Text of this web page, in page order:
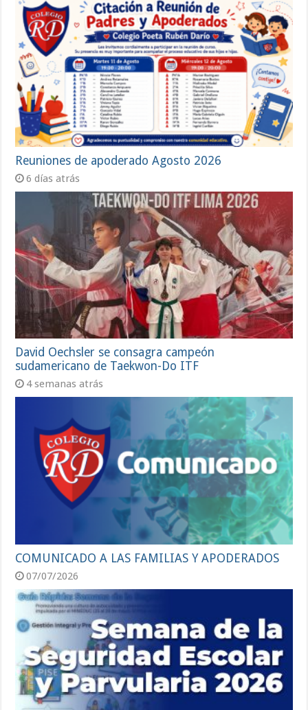
Reuniones de apoderado Agosto 2026
6 días atrás
David Oechsler se consagra campeón
sudamericano de Taekwon-Do ITF
4 semanas atrás
COMUNICADO A LAS FAMILIAS Y APODERADOS
07/07/2026